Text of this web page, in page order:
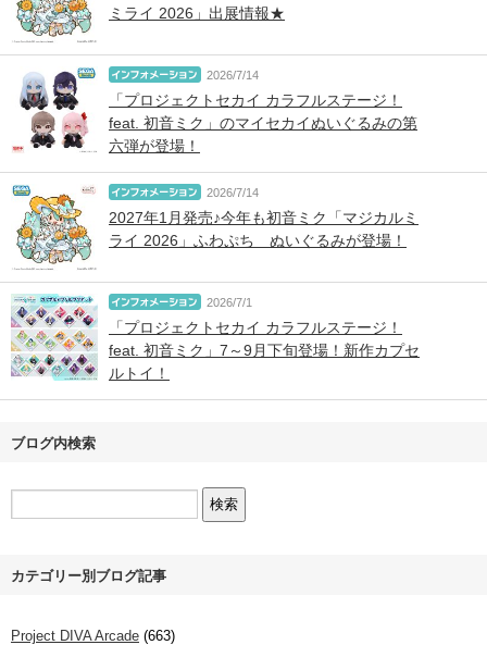
ミライ 2026」出展情報★
2026/7/14
「プロジェクトセカイ カラフルステージ！
feat. 初音ミク」のマイセカイぬいぐるみの第
六弾が登場！
2026/7/14
2027年1月発売♪今年も初音ミク「マジカルミ
ライ 2026」ふわぷち ぬいぐるみが登場！
2026/7/1
「プロジェクトセカイ カラフルステージ！
feat. 初音ミク」7～9月下旬登場！新作カプセ
ルトイ！
ブログ内検索
カテゴリー別ブログ記事
Project DIVA Arcade (663)